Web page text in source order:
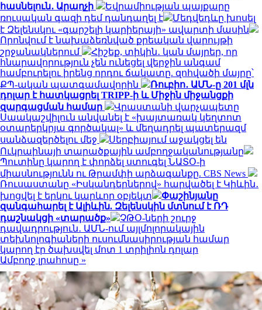
հասնելուն․ Արաղչի
Եվրամիության պայքարը
ռուսական գազի դեմ դանդաղել է
Մեդվեդևը խոսել
է Զելենսկու «գարշելի կարիերայի» ավարտի մասին
Որոնվում է նախաձեռնված քրեական վարույթի
շրջանակներում
Հիշեք, տիկին․ կան մայրեր, որ
հնարավորություն չեն ունեցել վերջին անգամ
համբուրելու իրենց որդու ճակատը. զոհվածի մայրը՝
ՔՊ-ական պատգամավորին
Ռուբիո․ ԱՄՆ-ը 201 մլն
դոլար է հատկացրել TRIPP-ի և Միջին միջանցքի
զարգացման համար
Վրաստանի վարչապետը
Սաակաշվիլուն անվանել է «խայտառակ կեղտոտ
օտարերկրյա գործակալ» և մեղադրել պատերազմ
սանձազերծելու մեջ
Սերբիայում աջակցել են
Ուկրաինայի տարածքային ամբողջականությանը
Պուտինը կարող է փորձել ստուգել ՆԱՏՕ-ի
միասնությունն ու Թրամփի արձագանքը. CBS News
Ռուսաստանը «Իսկանդերներով» հարվածել է Կիևին․
խոցվել է երկու կարևոր օբյեկտ
Փաշինյանը
զանգահարել է Ալիևին. Զելենսկին մտնում է ՌԴ
դաշնակցի «տարածք»
ՉԹՕ-ների շուրջ
դավադրություն․ ԱՄՆ-ում այլմոլորակային
տեխնոլոգիաների ուսումնասիրության համար
կարող էր ծախսվել մոտ 1 տրիլիոն դոլար
Ամբողջ լրահոսը »